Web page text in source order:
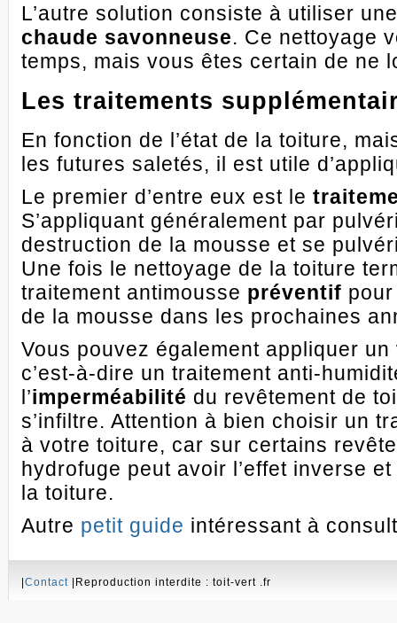
L’autre solution consiste à utiliser
chaude savonneuse. Ce nettoyage
temps, mais vous êtes certain de ne
Les traitements
En fonction de l’état de la toiture,
les futures saletés, il est utile
Le premier d’entre eux est le
S’appliquant généralement par
destruction de la mousse et se
Une fois le nettoyage de la toiture
traitement antimousse préventif
de la mousse dans les prochaines
Vous pouvez également appliquer un
c’est-à-dire un traitement anti-
l’imperméabilité du revêtement de
s’infiltre. Attention à bien choisir un
à votre toiture, car sur certains
hydrofuge peut avoir l’effet inverse
la toiture.
Autre petit guide intéressant à
Contact |Reproduction interdite : toit-vert .fr